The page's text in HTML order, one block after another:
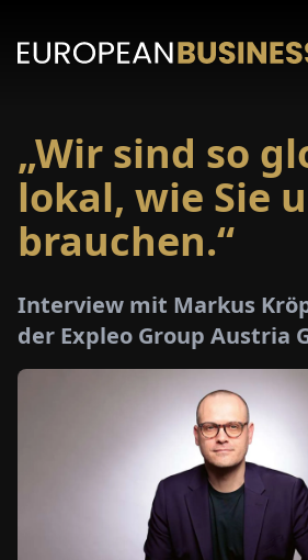
„Wir sind so
lokal, wie Sie
brauchen.“
Interview mit Markus
der Expleo Group Austria